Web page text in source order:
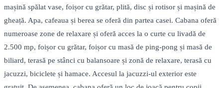
mașină spălat vase, foișor cu grătar, plită, disc și rotisor și mașină de
gheață. Apa, cafeaua și berea se oferă din partea casei. Cabana oferă
numeroase zone de relaxare și oferă acces la o curte cu livadă de
2.500 mp, foișor cu grătar, foișor cu masă de ping-pong și masă de
biliard, terasă pe stânci cu balansoare și zonă de relaxare, terasă cu
jacuzzi, biciclete și hamace. Accesul la jacuzzi-ul exterior este